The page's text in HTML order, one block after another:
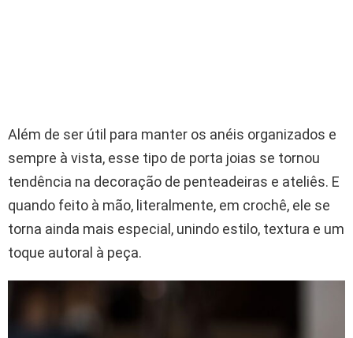
Além de ser útil para manter os anéis organizados e
sempre à vista, esse tipo de porta joias se tornou
tendência na decoração de penteadeiras e ateliês. E
quando feito à mão, literalmente, em crochê, ele se
torna ainda mais especial, unindo estilo, textura e um
toque autoral à peça.